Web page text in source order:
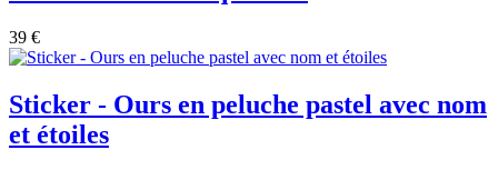
39 €
Sticker - Ours en peluche pastel avec nom
et étoiles